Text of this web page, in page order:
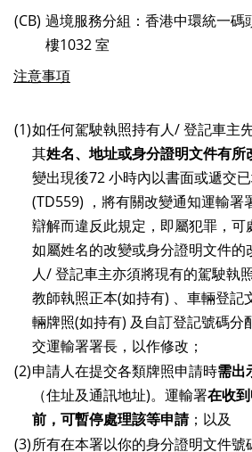
(CB) 過境服務分組：香港中環統一碼
樓1032 室
注意事項
(1)如任何駕駛執照持有人/ 登記車主
其姓名、地址或身分證明文件有所
變出現後72 小時內以書面或遞交
(TD559) ，將有關改變通知運輸署
辯解而違反此規定，即屬犯罪，可
如屬姓名的改變或身分證明文件的
人/ 登記車主亦須將現有的駕駛執
教師執照正本(如持有) 、車輛登記
輛牌照(如持有) 及自訂登記號碼分
交運輸署署長，以作修改；
(2)申請人在提交各類牌照申請時需出
（住址及通訊地址)。運輸署在收
前，可暫停處理該等申請；以及
(3)所有在本署以你的身分證明文件